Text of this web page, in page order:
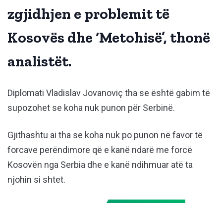
zgjidhjen e problemit të
Kosovës dhe ‘Metohisë’, thonë
analistët.
Diplomati Vladislav Jovanoviç tha se është gabim të
supozohet se koha nuk punon për Serbinë.
Gjithashtu ai tha se koha nuk po punon në favor të
forcave perëndimore që e kanë ndarë me forcë
Kosovën nga Serbia dhe e kanë ndihmuar atë ta
njohin si shtet.